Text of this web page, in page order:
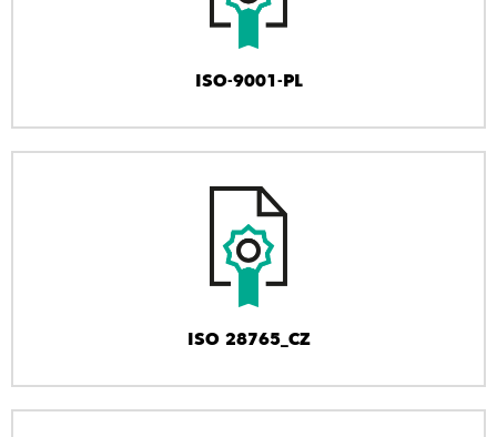
ISO-9001-PL
ISO 28765_CZ